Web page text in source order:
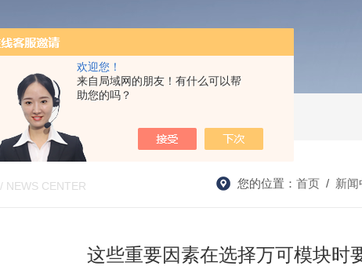
欢迎您！
来自局域网的朋友！有什么可以帮
助您的吗？
/ NEWS CENTER 您的位置： 首页 / 新闻
这些重要因素在选择万可模块时